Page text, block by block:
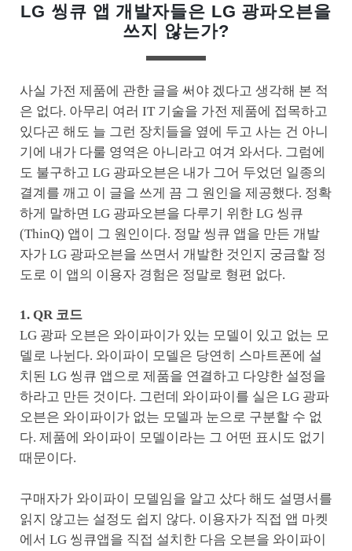
LG 씽큐 앱 개발자들은 LG 광파오븐을
쓰지 않는가?
사실 가전 제품에 관한 글을 써야 겠다고 생각해 본 적
은 없다. 아무리 여러 IT 기술을 가전 제품에 접목하고
있다곤 해도 늘 그런 장치들을 옆에 두고 사는 건 아니
기에 내가 다룰 영역은 아니라고 여겨 와서다. 그럼에
도 불구하고 LG 광파오븐은 내가 그어 두었던 일종의
결계를 깨고 이 글을 쓰게 끔 그 원인을 제공했다. 정확
하게 말하면 LG 광파오븐을 다루기 위한 LG 씽큐
(ThinQ) 앱이 그 원인이다. 정말 씽큐 앱을 만든 개발
자가 LG 광파오븐을 쓰면서 개발한 것인지 궁금할 정
도로 이 앱의 이용자 경험은 정말로 형편 없다.
1. QR 코드
LG 광파 오븐은 와이파이가 있는 모델이 있고 없는 모
델로 나뉜다. 와이파이 모델은 당연히 스마트폰에 설
치된 LG 씽큐 앱으로 제품을 연결하고 다양한 설정을
하라고 만든 것이다. 그런데 와이파이를 실은 LG 광파
오븐은 와이파이가 없는 모델과 눈으로 구분할 수 없
다. 제품에 와이파이 모델이라는 그 어떤 표시도 없기
때문이다.
구매자가 와이파이 모델임을 알고 샀다 해도 설명서를
읽지 않고는 설정도 쉽지 않다. 이용자가 직접 앱 마켓
에서 LG 씽큐앱을 직접 설치한 다음 오븐을 와이파이